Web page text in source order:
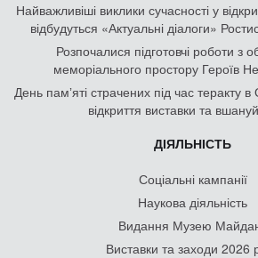
Найважливіші виклики сучасності у
відбудуться «Актуальні діалоги»
Розпочалися підготовчі роботи з
меморіального простору Героїв
День памʼяті страчених під час теракту
відкриття виставки та
ДІЯЛЬНІСТЬ
Соціальні кампанії
Наукова діяльність
Видання Музею
Виставки та заходи 2026